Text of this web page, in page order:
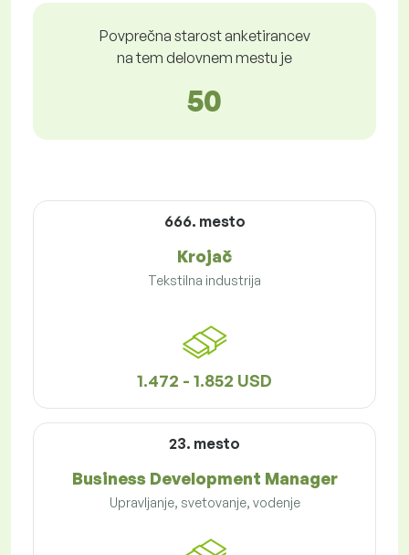
Povprečna starost anketirancev
na tem delovnem mestu je
50
666. mesto
Krojač
Tekstilna industrija
1.472 - 1.852 USD
23. mesto
Business Development Manager
Upravljanje, svetovanje, vodenje